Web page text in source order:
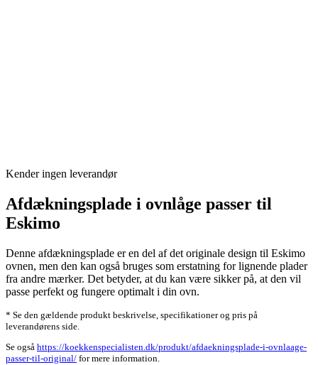
Kender ingen leverandør
Afdækningsplade i ovnlåge passer til
Eskimo
Denne afdækningsplade er en del af det originale design til Eskimo
ovnen, men den kan også bruges som erstatning for lignende plader
fra andre mærker. Det betyder, at du kan være sikker på, at den vil
passe perfekt og fungere optimalt i din ovn.
* Se den gældende produkt beskrivelse, specifikationer og pris på
leverandørens side.
Se også https://koekkenspecialisten.dk/produkt/afdaekningsplade-i-ovnlaage-
passer-til-original/ for mere information.